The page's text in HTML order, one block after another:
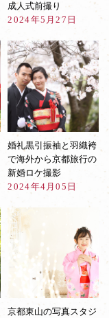
成人式前撮り
2024年5月27日
婚礼黒引振袖と羽織袴
で海外から京都旅行の
新婚ロケ撮影
2024年4月05日
京都東山の写真スタジ